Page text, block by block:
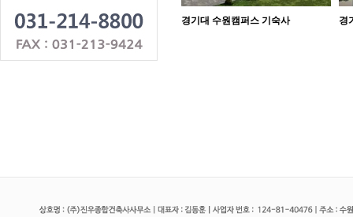
경기대 수원캠퍼스 기숙사 경